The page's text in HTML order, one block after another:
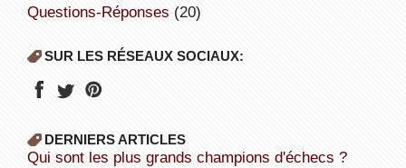
Questions-Réponses (20)
SUR LES RÉSEAUX SOCIAUX:
DERNIERS ARTICLES
Qui sont les plus grands champions d'échecs ?